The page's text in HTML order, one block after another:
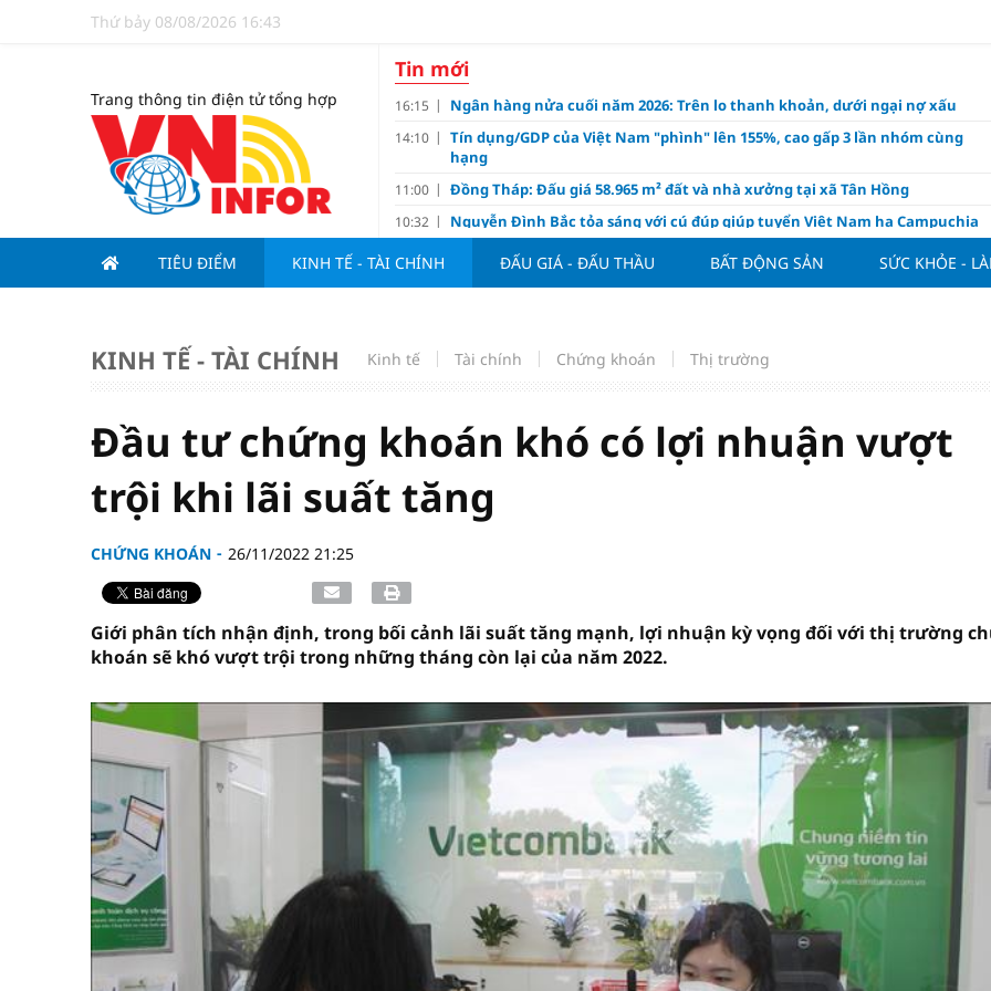
Thứ bảy 08/08/2026 16:43
Trang thông tin điện tử tổng hợp
Tin mới
16:15 Ngân hàng nửa cuối năm 2026: Trên lo thanh khoản, dưới ngại nợ xấu
14:10
Tín dụng/GDP của Việt Nam "phình" lên 155%, cao gấp 3 lần nhóm cùng
hạng
11:00 Đồng Tháp: Đấu giá 58.965 m² đất và nhà xưởng tại xã Tân Hồng
10:32
Nguyễn Đình Bắc tỏa sáng với cú đúp giúp tuyển Việt Nam hạ Campuchia
3-1 ở ASEAN Cup 2026
10:23 Giá vàng hôm nay 8/8: Vàng thế giới "nhảy vọt"
07:00 Nới trần tiền gửi Kho bạc Nhà nước: Không chỉ 4 ngân hàng được lợi
doanh thuận lợi
17:10 Ngân hàng nửa đầu năm 2026: Áp lực đằng sau niềm vui lãi lớn
TIÊU ĐIỂM KINH TẾ - TÀI CHÍNH ĐẤU GIÁ - ĐẤU THẦU BẤT ĐỘNG SẢN SỨC KHỎE -
KINH TẾ - TÀI CHÍNH Kinh tế Tài chính Chứng khoán Thị trường
Đầu tư chứng khoán khó có lợi nhuận vượt
trội khi lãi suất tăng
CHỨNG KHOÁN 26/11/2022 21:25
Giới phân tích nhận định, trong bối cảnh lãi suất tăng mạnh, lợi nhuận kỳ vọng đối với thị trường
khoán sẽ khó vượt trội trong những tháng còn lại của năm 2022.